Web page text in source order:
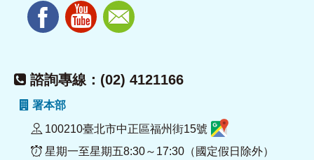
諮詢專線：(02) 4121166
署本部
100210臺北市中正區福州街15號
星期一至星期五8:30～17:30（國定假日除外）